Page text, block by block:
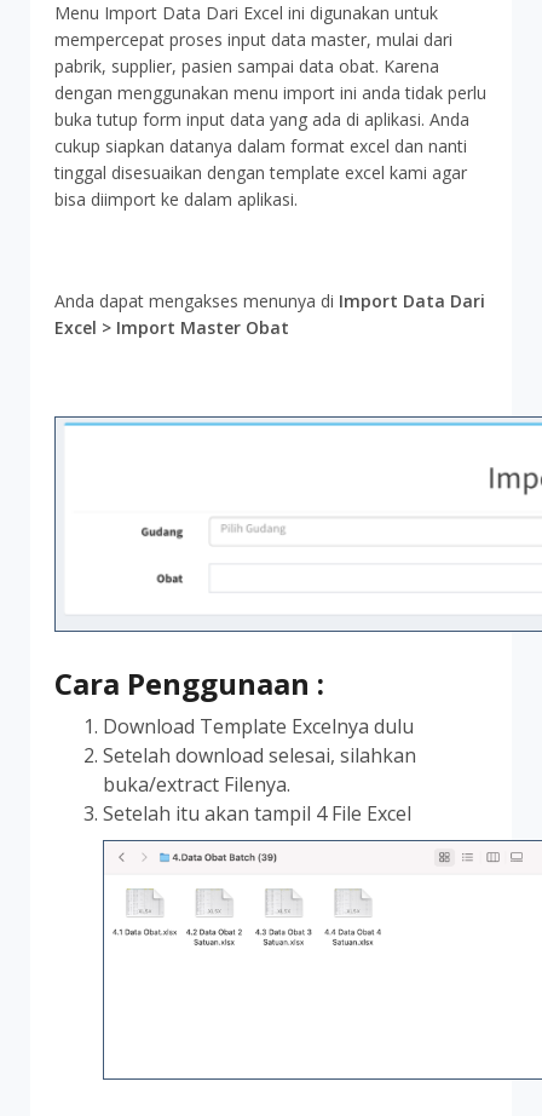
Menu Import Data Dari Excel ini digunakan untuk
mempercepat proses input data master, mulai dari
pabrik, supplier, pasien sampai data obat. Karena
dengan menggunakan menu import ini anda tidak perlu
buka tutup form input data yang ada di aplikasi. Anda
cukup siapkan datanya dalam format excel dan nanti
tinggal disesuaikan dengan​ ​template​ ​excel​ ​kami​ ​agar​ ​
bisa​ ​diimport​ ​ke​ ​dalam​ ​aplikasi.
Anda dapat mengakses menunya di Import Data Dari
Excel > Import Master Obat
Cara Penggunaan :
Download Template Excelnya dulu
Setelah download selesai, silahkan
buka/extract Filenya.
Setelah itu akan tampil 4 File Excel